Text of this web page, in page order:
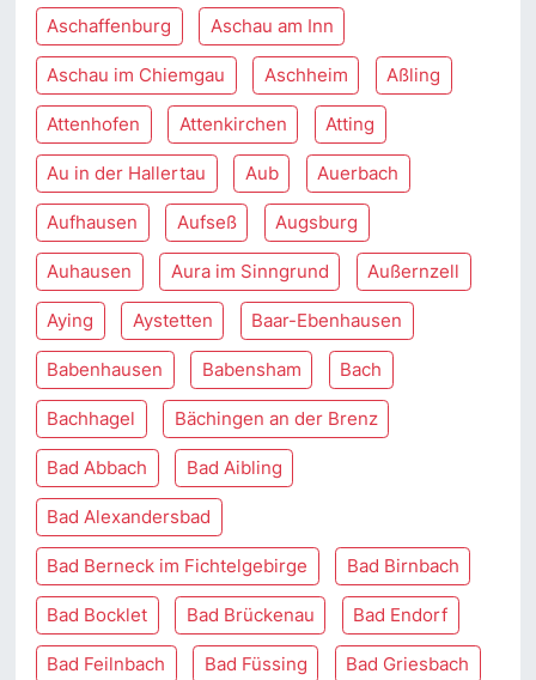
Aschaffenburg Aschau am Inn
Aschau im Chiemgau Aschheim Aßling
Attenhofen Attenkirchen Atting
Au in der Hallertau Aub Auerbach
Aufhausen Aufseß Augsburg
Auhausen Aura im Sinngrund Außernzell
Aying Aystetten Baar-Ebenhausen
Babenhausen Babensham Bach
Bachhagel Bächingen an der Brenz
Bad Abbach Bad Aibling
Bad Alexandersbad
Bad Berneck im Fichtelgebirge Bad Birnbach
Bad Bocklet Bad Brückenau Bad Endorf
Bad Feilnbach Bad Füssing Bad Griesbach